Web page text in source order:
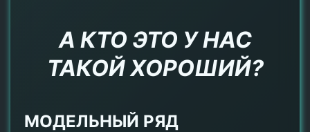
А КТО ЭТО У НАС
ТАКОЙ ХОРОШИЙ?
МОДЕЛЬНЫЙ РЯД